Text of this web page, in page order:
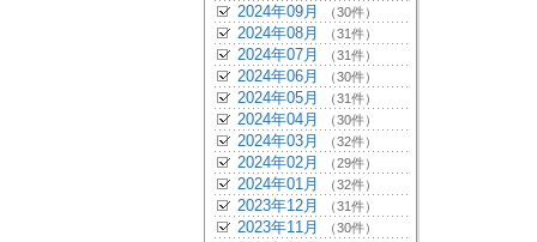
2024年09月 （30件）
2024年08月 （31件）
2024年07月 （31件）
2024年06月 （30件）
2024年05月 （31件）
2024年04月 （30件）
2024年03月 （32件）
2024年02月 （29件）
2024年01月 （32件）
2023年12月 （31件）
2023年11月 （30件）